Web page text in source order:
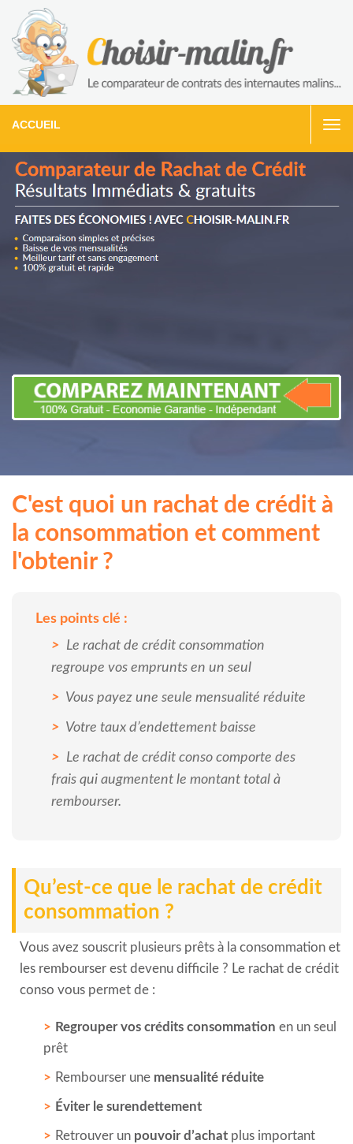
ACCUEIL
C'est quoi un rachat de crédit à
la consommation et comment
l'obtenir ?
Les points clé :
Le rachat de crédit consommation
regroupe vos emprunts en un seul
Vous payez une seule mensualité réduite
Votre taux d’endettement baisse
Le rachat de crédit conso comporte des
frais qui augmentent le montant total à
rembourser.
Qu’est-ce que le rachat de crédit
consommation ?
Vous avez souscrit plusieurs prêts à la consommation et
les rembourser est devenu difficile ? Le rachat de crédit
conso vous permet de :
Regrouper vos crédits consommation en un seul
prêt
Rembourser une mensualité réduite
Éviter le surendettement
Retrouver un pouvoir d’achat plus important